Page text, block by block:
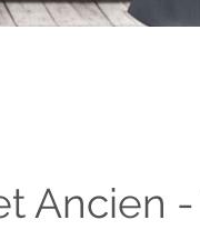
Ancien